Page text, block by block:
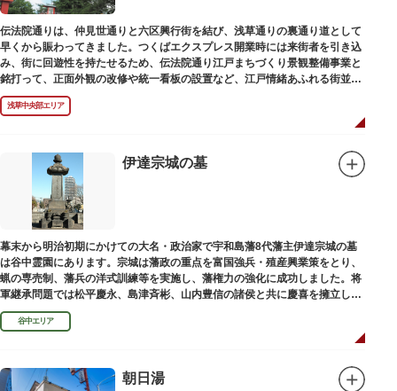
伝法院通りは、仲見世通りと六区興行街を結び、浅草通りの裏通り道として
早くから賑わってきました。つくばエクスプレス開業時には来街者を引き込
み、街に回遊性を持たせるため、伝法院通り江戸まちづくり景観整備事業と
銘打って、正面外観の改修や統一看板の設置など、江戸情緒あふれる街並み
を再現する景観整備を進めてきました。
浅草中央部エリア
伊達宗城の墓
幕末から明治初期にかけての大名・政治家で宇和島藩8代藩主伊達宗城の墓
は谷中霊園にあります。宗城は藩政の重点を富国強兵・殖産興業策をとり、
蝋の専売制、藩兵の洋式訓練等を実施し、藩権力の強化に成功しました。将
軍継承問題では松平慶永、島津斉彬、山内豊信の諸侯と共に慶喜を擁立し
（幕末の四賢候といわれます）幕政改革を志す一橋派の有力メンバーとなっ
て活躍しました。
谷中エリア
朝日湯